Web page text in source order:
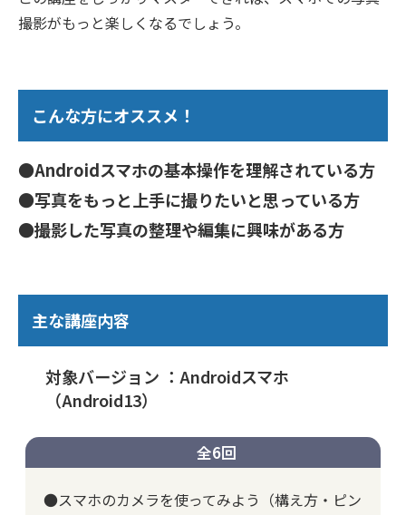
撮影がもっと楽しくなるでしょう。
こんな方にオススメ！
●Androidスマホの基本操作を理解されている方
●写真をもっと上手に撮りたいと思っている方
●撮影した写真の整理や編集に興味がある方
主な講座内容
対象バージョン ：Androidスマホ
（Android13）
全6回
●スマホのカメラを使ってみよう（構え方・ピン